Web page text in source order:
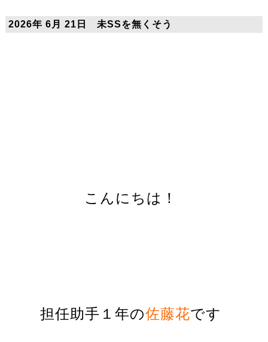
2026年 6月 21日 未SSを無くそう
こんにちは！
担任助手１年の佐藤花です